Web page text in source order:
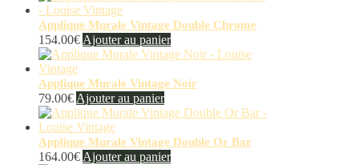
Applique Murale Vintage Double Chrome
154.00€Ajouter au panier
Applique Murale Vintage Noir
79.00€Ajouter au panier
Applique Murale Vintage Double Or Bar
164.00€Ajouter au panier